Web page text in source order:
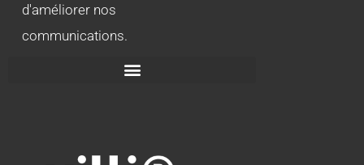
d'améliorer nos
communications.